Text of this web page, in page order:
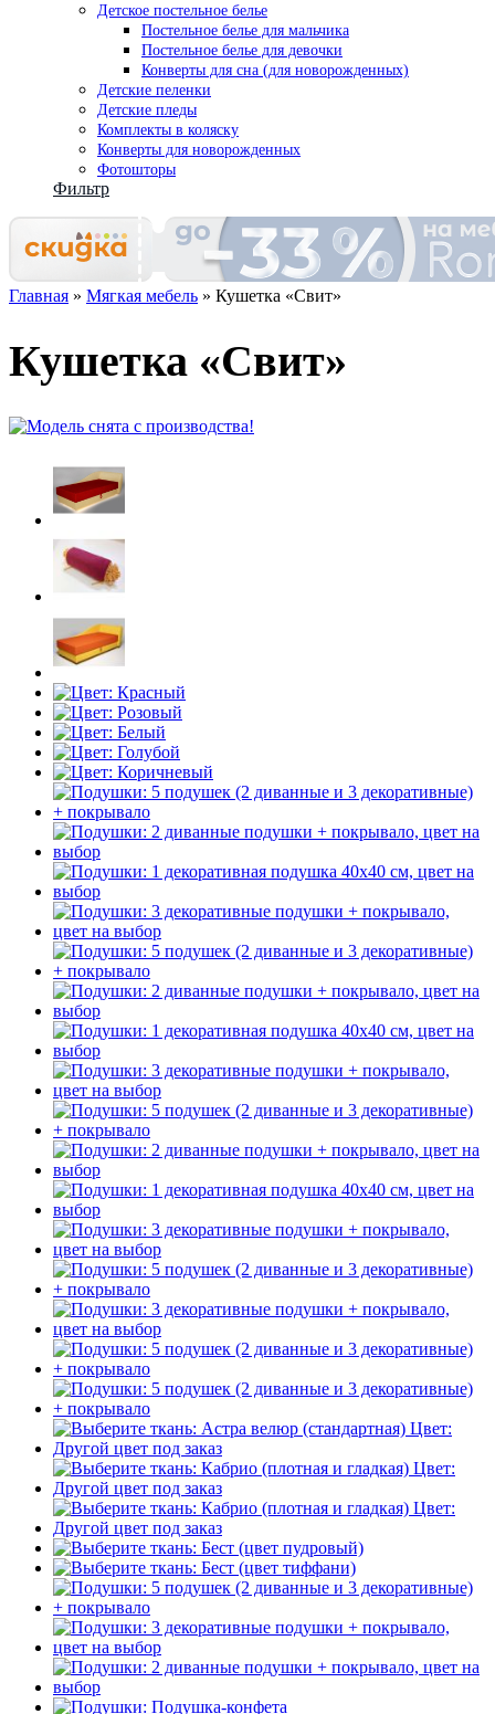
Детское постельное белье
Постельное белье для мальчика
Постельное белье для девочки
Конверты для сна (для новорожденных)
Детские пеленки
Детские пледы
Комплекты в коляску
Конверты для новорожденных
Фотошторы
Фильтр
Главная » Мягкая мебель » Кушетка «Свит»
Кушетка «Свит»